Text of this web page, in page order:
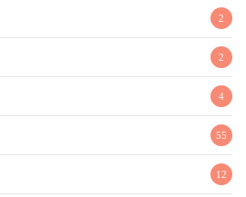
2
2
4
55
12